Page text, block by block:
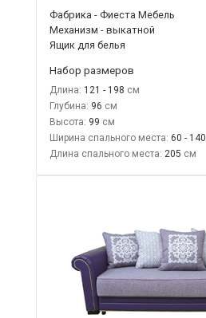
Фабрика - Фиеста Мебель
Механизм - выкатной
Ящик для белья
Набор размеров
Длина: 121 - 198
Глубина: 96
Высота: 99
Ширина спального места: 60 - 140
Длина спального места: 205